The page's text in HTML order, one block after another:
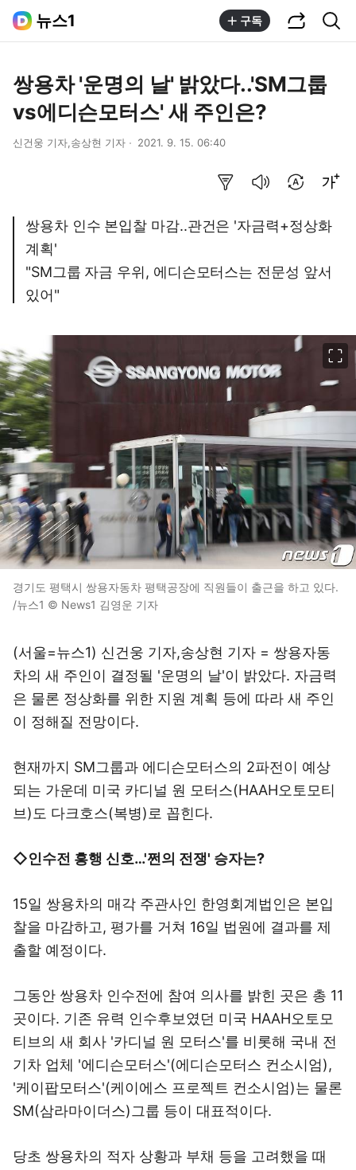
뉴스1 구독
쌍용차 '운명의 날' 밝았다..'SM그룹
vs에디슨모터스' 새 주인은?
신건웅 기자,송상현 기자 2021. 9. 15. 06:40
쌍용차 인수 본입찰 마감..관건은 '자금력+정상화
계획'
"SM그룹 자금 우위, 에디슨모터스는 전문성 앞서
있어"
경기도 평택시 쌍용자동차 평택공장에 직원들이 출근을 하고 있다.
/뉴스1 © News1 김영운 기자
(서울=뉴스1) 신건웅 기자,송상현 기자 = 쌍용자동
차의 새 주인이 결정될 '운명의 날'이 밝았다. 자금력
은 물론 정상화를 위한 지원 계획 등에 따라 새 주인
이 정해질 전망이다.
현재까지 SM그룹과 에디슨모터스의 2파전이 예상
되는 가운데 미국 카디널 원 모터스(HAAH오토모티
브)도 다크호스(복병)로 꼽힌다.
◇인수전 흥행 신호…'쩐의 전쟁' 승자는?
15일 쌍용차의 매각 주관사인 한영회계법인은 본입
찰을 마감하고, 평가를 거쳐 16일 법원에 결과를 제
출할 예정이다.
그동안 쌍용차 인수전에 참여 의사를 밝힌 곳은 총 11
곳이다. 기존 유력 인수후보였던 미국 HAAH오토모
티브의 새 회사 '카디널 원 모터스'를 비롯해 국내 전
기차 업체 '에디슨모터스'(에디슨모터스 컨소시엄),
'케이팝모터스'(케이에스 프로젝트 컨소시엄)는 물론
SM(삼라마이더스)그룹 등이 대표적이다.
당초 쌍용차의 적자 상황과 부채 등을 고려했을 때